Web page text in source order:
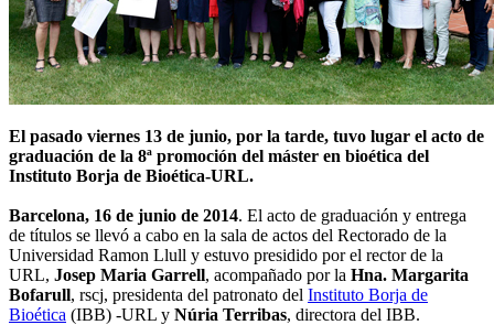
El pasado viernes 13 de junio, por la tarde, tuvo lugar el acto de
graduación de la 8ª promoción del máster en bioética del
Instituto Borja de Bioética-URL.
Barcelona, 16 de junio de 2014. El acto de graduación y entrega
de títulos se llevó a cabo en la sala de actos del Rectorado de la
Universidad Ramon Llull y estuvo presidido por el rector de la
URL, Josep Maria Garrell, acompañado por la Hna. Margarita
Bofarull, rscj, presidenta del patronato del Instituto Borja de
Bioética (IBB) -URL y Núria Terribas, directora del IBB.